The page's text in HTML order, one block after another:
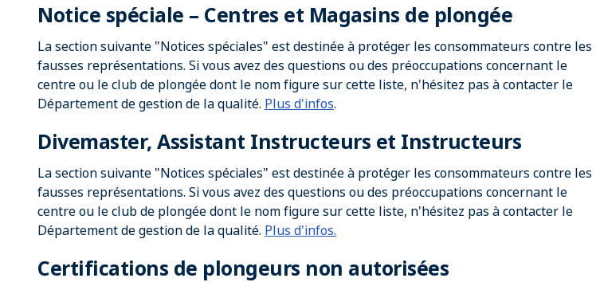
Notice spéciale – Centres et Magasins de plongée
La section suivante "Notices spéciales" est destinée à protéger les consommateurs contre les
fausses représentations. Si vous avez des questions ou des préoccupations concernant le
centre ou le club de plongée dont le nom figure sur cette liste, n'hésitez pas à contacter le
Département de gestion de la qualité. Plus d'infos.
Divemaster, Assistant Instructeurs et Instructeurs
La section suivante "Notices spéciales" est destinée à protéger les consommateurs contre les
fausses représentations. Si vous avez des questions ou des préoccupations concernant le
centre ou le club de plongée dont le nom figure sur cette liste, n'hésitez pas à contacter le
Département de gestion de la qualité. Plus d'infos.
Certifications de plongeurs non autorisées